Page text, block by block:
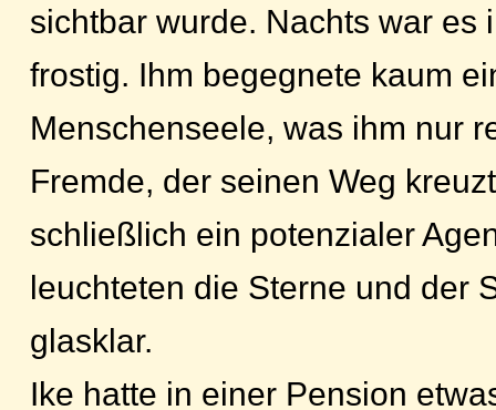
sichtbar wurde. Nachts war es
frostig. Ihm begegnete kaum
Menschenseele, was ihm nur
Fremde, der seinen Weg
schließlich ein potenzialer
leuchteten die Sterne und der
glasklar.
Ike hatte in einer Pension